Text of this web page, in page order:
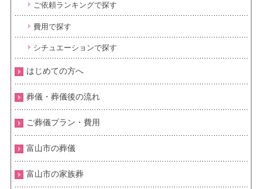
ご依頼ランキングで探す
費用で探す
シチュエーションで探す
はじめての方へ
葬儀・葬儀後の流れ
ご葬儀プラン・費用
富山市の葬儀
富山市の家族葬